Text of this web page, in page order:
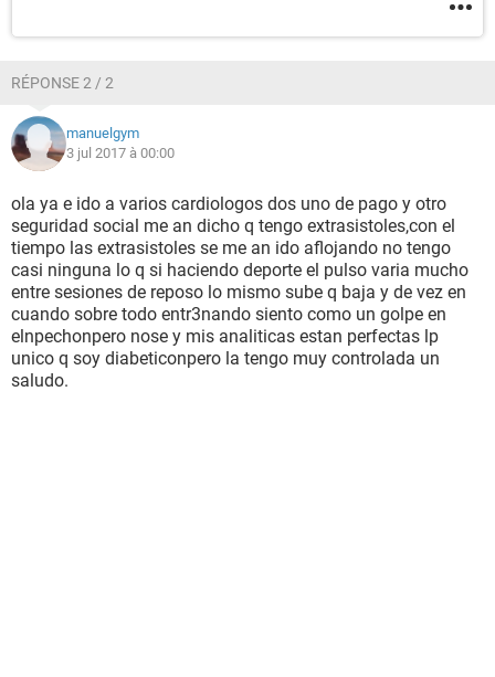
RÉPONSE 2 / 2
manuelgym
3 jul 2017 à 00:00
ola ya e ido a varios cardiologos dos uno de pago y otro
seguridad social me an dicho q tengo extrasistoles,con el
tiempo las extrasistoles se me an ido aflojando no tengo
casi ninguna lo q si haciendo deporte el pulso varia mucho
entre sesiones de reposo lo mismo sube q baja y de vez en
cuando sobre todo entr3nando siento como un golpe en
elnpechonpero nose y mis analiticas estan perfectas lp
unico q soy diabeticonpero la tengo muy controlada un
saludo.